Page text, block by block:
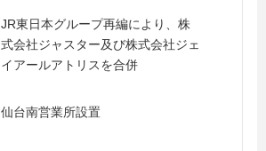
JR東日本グループ再編により、株
式会社ジャスター及び株式会社ジェ
イアールアトリスを合併
仙台南営業所設置